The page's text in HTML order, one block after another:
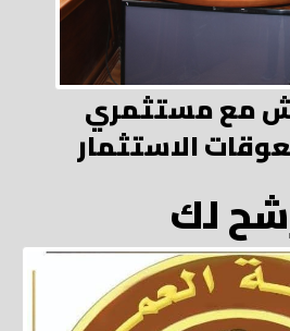
مع مستثمري
الاستثمار
لك